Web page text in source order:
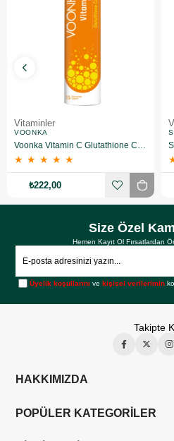
Vitaminler
VOONKA
Voonka Vitamin C Glutathione Complex Efervesan 15 Tablet
★ ★ ★ ★ ★
₺222,00
Size Özel
Hemen Kayıt Ol Fırsatlardan
Üyelik koşullarını vekişisel verilerimin
Takipte
HAKKIMIZDA
POPÜLER KATEGORİLER